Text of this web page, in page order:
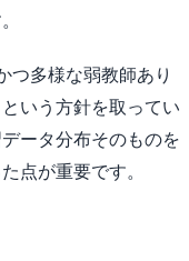
つ多様な弱教師あり
いう方針を取ってい
ータ分布そのものを
点が重要です。